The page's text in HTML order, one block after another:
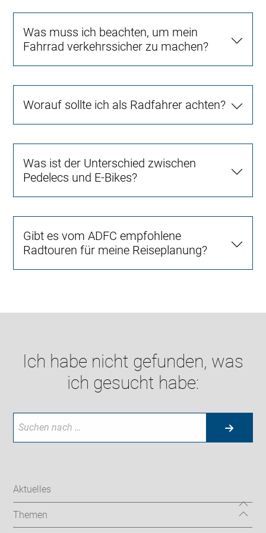
Was muss ich beachten, um mein
Fahrrad verkehrssicher zu machen?
Worauf sollte ich als Radfahrer achten?
Was ist der Unterschied zwischen
Pedelecs und E-Bikes?
Gibt es vom ADFC empfohlene
Radtouren für meine Reiseplanung?
Ich habe nicht gefunden, was
ich gesucht habe:
Aktuelles
Themen